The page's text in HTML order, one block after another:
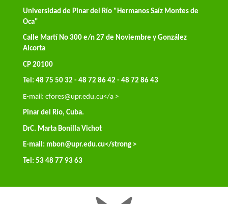
Universidad de Pinar del Río "Hermanos Saíz Montes de
Oca"
Calle Martí No 300 e/n 27 de Noviembre y González
Alcorta
CP 20100
Tel: 48 75 50 32 - 48 72 86 42 - 48 72 86 43
E-mail: cfores@upr.edu.cu</a >
Pinar del Río, Cuba.
DrC. Marta Bonilla Vichot
E-mail: mbon@upr.edu.cu</strong >
Tel: 53 48 77 93 63